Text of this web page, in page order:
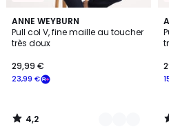
ANNE WEYBURN
Pull col V, fine maille au toucher
très doux
23,99 €
29,99 €
4,2
/ 5
4
Couleurs
4,2
/
2
/